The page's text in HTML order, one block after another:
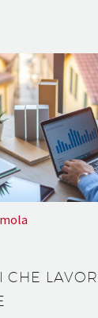
CHE